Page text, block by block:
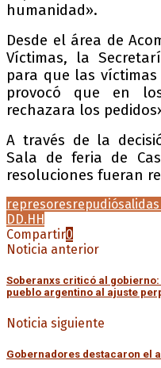
humanidad».
Desde el área de
Víctimas, la
para que las
provocó que en
rechazara los
A través de la
Sala de feria de
resoluciones fueran
represoresrepudió
DD.HH
Compartir0
Noticia anterior
Soberanxs criticó al gobierno:
pueblo argentino al ajuste
Noticia siguiente
Gobernadores destacaron el